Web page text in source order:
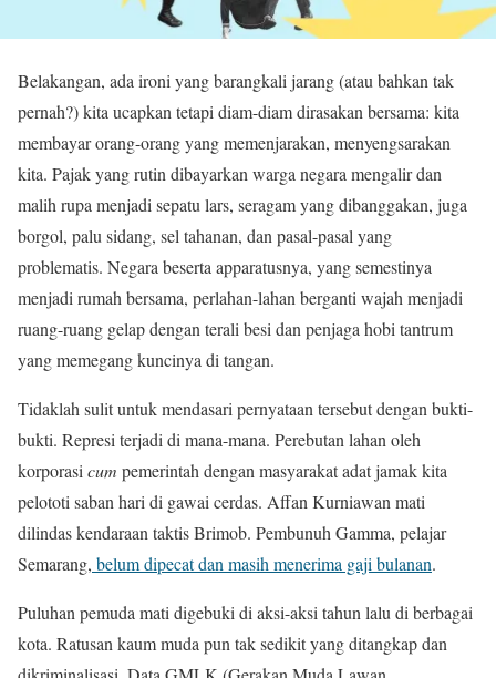
Belakangan, ada ironi yang barangkali jarang (atau bahkan tak
pernah?) kita ucapkan tetapi diam-diam dirasakan bersama: kita
membayar orang-orang yang memenjarakan, menyengsarakan
kita. Pajak yang rutin dibayarkan warga negara mengalir dan
malih rupa menjadi sepatu lars, seragam yang dibanggakan, juga
borgol, palu sidang, sel tahanan, dan pasal-pasal yang
problematis. Negara beserta apparatusnya, yang semestinya
menjadi rumah bersama, perlahan-lahan berganti wajah menjadi
ruang-ruang gelap dengan terali besi dan penjaga hobi tantrum
yang memegang kuncinya di tangan.
Tidaklah sulit untuk mendasari pernyataan tersebut dengan bukti-
bukti. Represi terjadi di mana-mana. Perebutan lahan oleh
korporasi cum pemerintah dengan masyarakat adat jamak kita
pelototi saban hari di gawai cerdas. Affan Kurniawan mati
dilindas kendaraan taktis Brimob. Pembunuh Gamma, pelajar
Semarang, belum dipecat dan masih menerima gaji bulanan.
Puluhan pemuda mati digebuki di aksi-aksi tahun lalu di berbagai
kota. Ratusan kaum muda pun tak sedikit yang ditangkap dan